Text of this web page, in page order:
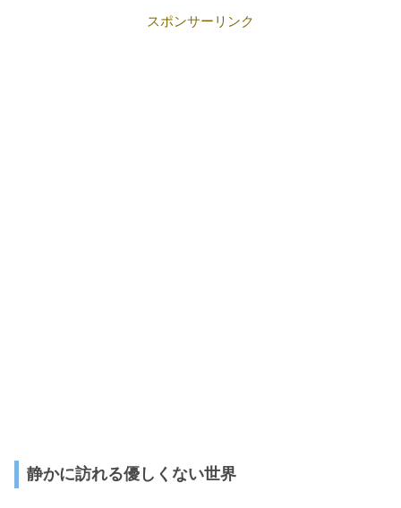
スポンサーリンク
静かに訪れる優しくない世界